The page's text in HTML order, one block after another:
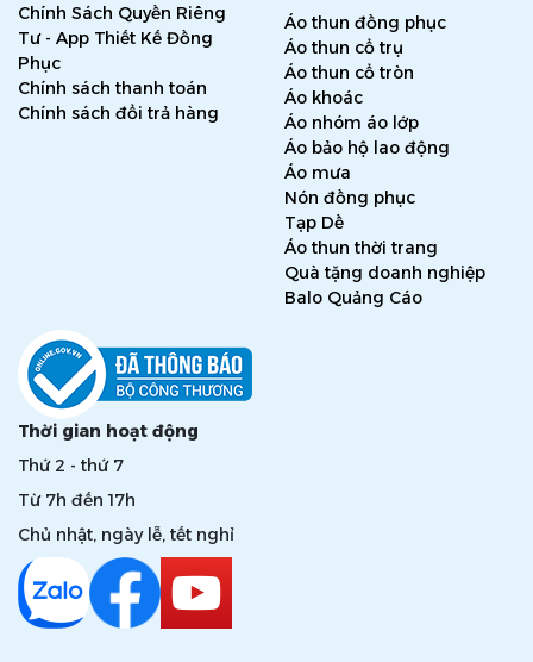
Chính Sách Quyền Riêng
Tư - App Thiết Kế Đồng
Phục
Chính sách thanh toán
Chính sách đổi trả hàng
Áo thun đồng phục
Áo thun cổ trụ
Áo thun cổ tròn
Áo khoác
Áo nhóm áo lớp
Áo bảo hộ lao động
Áo mưa
Nón đồng phục
Tạp Dề
Áo thun thời trang
Quà tặng doanh nghiệp
Balo Quảng Cáo
Thời gian hoạt động
Thứ 2 - thứ 7
Từ 7h đến 17h
Chủ nhật, ngày lễ, tết nghỉ